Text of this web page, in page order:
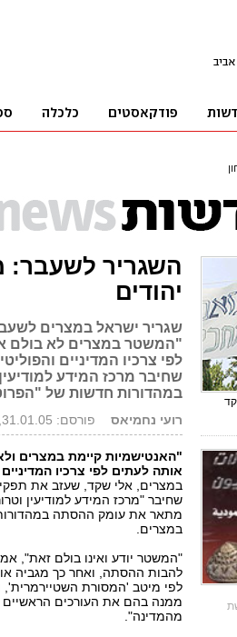
השגריר
יהודים
"המשטר במצרים לא בולם
לפי צרכיו המדיניים
שחיבר מרכז המידע
במהדורות חדשות של
רועי נחמיאס פורסם: 31.01.05, 22:53
"האנטישמיות קיימת במצרים
אותה לעתים לפי צרכיו המדיניים
במצרים, אלי שקד, שעזב את
שחיבר "מרכז המידע למודיעין
מתאר את עומק ההסתה במהדורות
במצרים.
"המשטר יודע ואינו בולם זאת",
להבות ההסתה, ואחר כך מגביה
לפי מיטב 'המסורת השטיירמרית',
ממנה בהם את העורכים
מהמדינה".